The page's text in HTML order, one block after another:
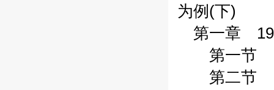
为例(下)
第一章
第一节 《
第二节 《